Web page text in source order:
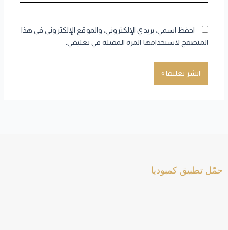
احفظ اسمي، بريدي الإلكتروني، والموقع الإلكتروني في هذا
المتصفح لاستخدامها المرة المقبلة في تعليقي.
حمّل تطبيق كمبوديا